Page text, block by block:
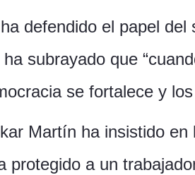
defendido el papel
subrayado que
se fortalece y
Martín ha insistido
protegido a un